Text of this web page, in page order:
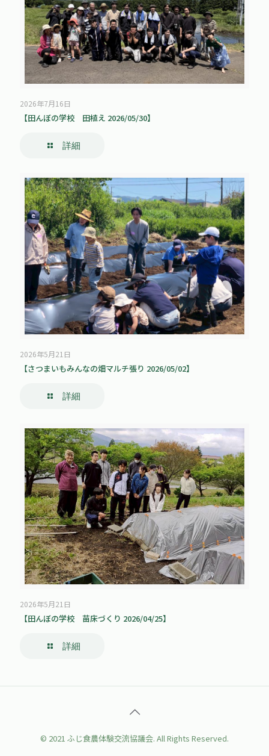
2026年7月16日
【田んぼの学校 田植え 2026/05/30】
詳細
2026年5月21日
【さつまいもみんなの畑マルチ張り 2026/05/02】
詳細
2026年5月21日
【田んぼの学校 苗床づくり 2026/04/25】
詳細
© 2021 ふじ食農体験交流協議会. All Rights Reserved.